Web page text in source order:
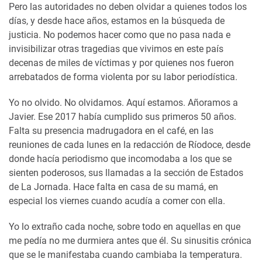
Pero las autoridades no deben olvidar a quienes todos los
días, y desde hace años, estamos en la búsqueda de
justicia. No podemos hacer como que no pasa nada e
invisibilizar otras tragedias que vivimos en este país
decenas de miles de víctimas y por quienes nos fueron
arrebatados de forma violenta por su labor periodística.
Yo no olvido. No olvidamos. Aquí estamos. Añoramos a
Javier. Ese 2017 había cumplido sus primeros 50 años.
Falta su presencia madrugadora en el café, en las
reuniones de cada lunes en la redacción de Ríodoce, desde
donde hacía periodismo que incomodaba a los que se
sienten poderosos, sus llamadas a la sección de Estados
de La Jornada. Hace falta en casa de su mamá, en
especial los viernes cuando acudía a comer con ella.
Yo lo extraño cada noche, sobre todo en aquellas en que
me pedía no me durmiera antes que él. Su sinusitis crónica
que se le manifestaba cuando cambiaba la temperatura.